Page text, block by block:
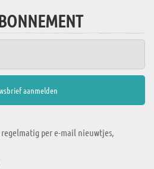
per e-mail nieuwtjes,